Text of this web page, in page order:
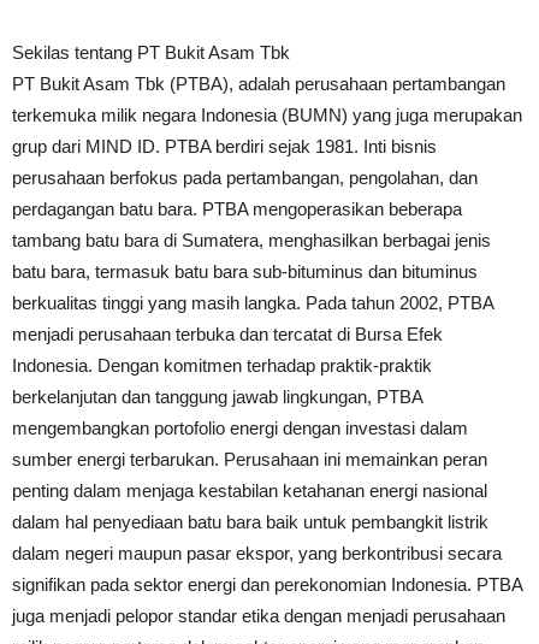
Sekilas tentang PT Bukit Asam Tbk
PT Bukit Asam Tbk (PTBA), adalah perusahaan pertambangan
terkemuka milik negara Indonesia (BUMN) yang juga merupakan
grup dari MIND ID. PTBA berdiri sejak 1981. Inti bisnis
perusahaan berfokus pada pertambangan, pengolahan, dan
perdagangan batu bara. PTBA mengoperasikan beberapa
tambang batu bara di Sumatera, menghasilkan berbagai jenis
batu bara, termasuk batu bara sub-bituminus dan bituminus
berkualitas tinggi yang masih langka. Pada tahun 2002, PTBA
menjadi perusahaan terbuka dan tercatat di Bursa Efek
Indonesia. Dengan komitmen terhadap praktik-praktik
berkelanjutan dan tanggung jawab lingkungan, PTBA
mengembangkan portofolio energi dengan investasi dalam
sumber energi terbarukan. Perusahaan ini memainkan peran
penting dalam menjaga kestabilan ketahanan energi nasional
dalam hal penyediaan batu bara baik untuk pembangkit listrik
dalam negeri maupun pasar ekspor, yang berkontribusi secara
signifikan pada sektor energi dan perekonomian Indonesia. PTBA
juga menjadi pelopor standar etika dengan menjadi perusahaan